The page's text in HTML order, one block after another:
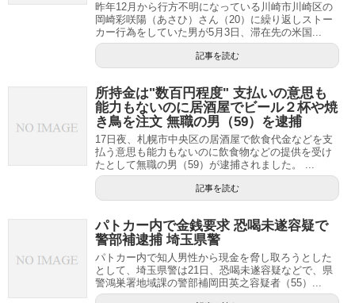
昨年12月から行方不明になっている川崎市川崎区の
岡崎彩咲陽（あさひ）さん（20）に繰り返しストー
カー行為をしていた男が5月3日、滞在先の米国...
記事を読む
所持金は"数百円程度" 支払いの意思も
能力もないのに居酒屋でビール２杯や焼
き鳥を注文 無職の男（59）を逮捕
17日夜、札幌市中央区の居酒屋で飲食代金などを支
払う意思も能力もないのに飲食物などの提供を受け
たとして無職の男（59）が逮捕されました。 ...
記事を読む
パトカー内で金銭要求 恐喝未遂容疑で
警部補逮捕 埼玉県警
パトカー内で知人男性から現金を脅し取ろうとした
として、埼玉県警は21日、恐喝未遂容疑などで、県
警鴻巣署地域課の警部補岡田英之容疑者（55）...